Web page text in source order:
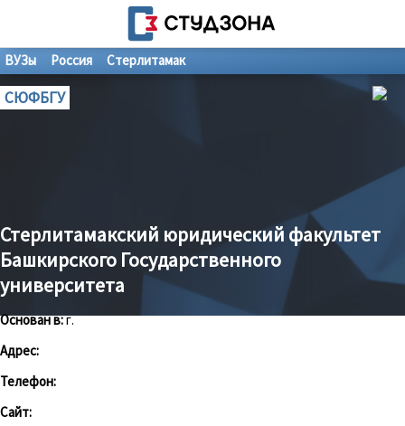
ВУЗы Россия Стерлитамак
СЮФБГУ
Стерлитамакский юридический факультет
Башкирского Государственного
университета
Основан в:г.
Адрес:
Телефон:
Сайт: